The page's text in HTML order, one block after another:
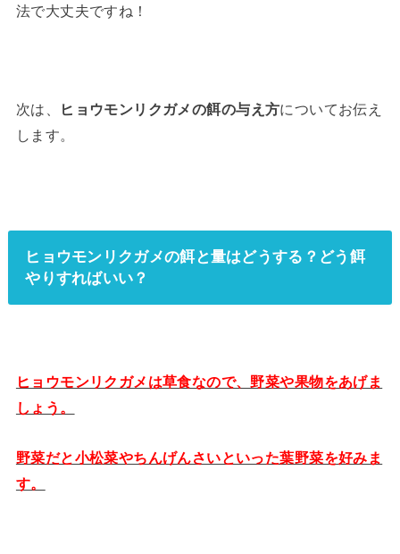
法で大丈夫ですね！
次は、 ヒョウモンリクガメの餌の与え方についてお伝え
します。
ヒョウモンリクガメの餌と量はどうする？どう餌
やりすればいい？
ヒョウモンリクガメは草食なので、野菜や果物をあげま
しょう。
野菜だと小松菜やちんげんさいといった葉野菜を好みま
す。